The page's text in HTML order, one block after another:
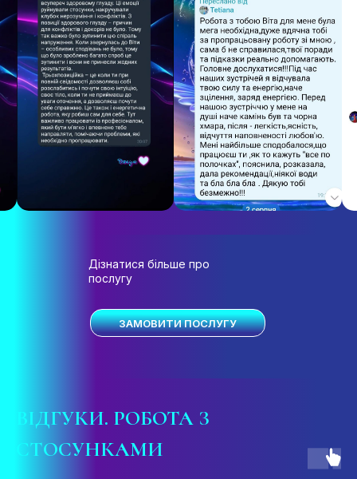
Дізнатися більше про
послугу
ЗАМОВИТИ ПОСЛУГУ
ВІДГУКИ. РОБОТА З
СТОСУНКАМИ